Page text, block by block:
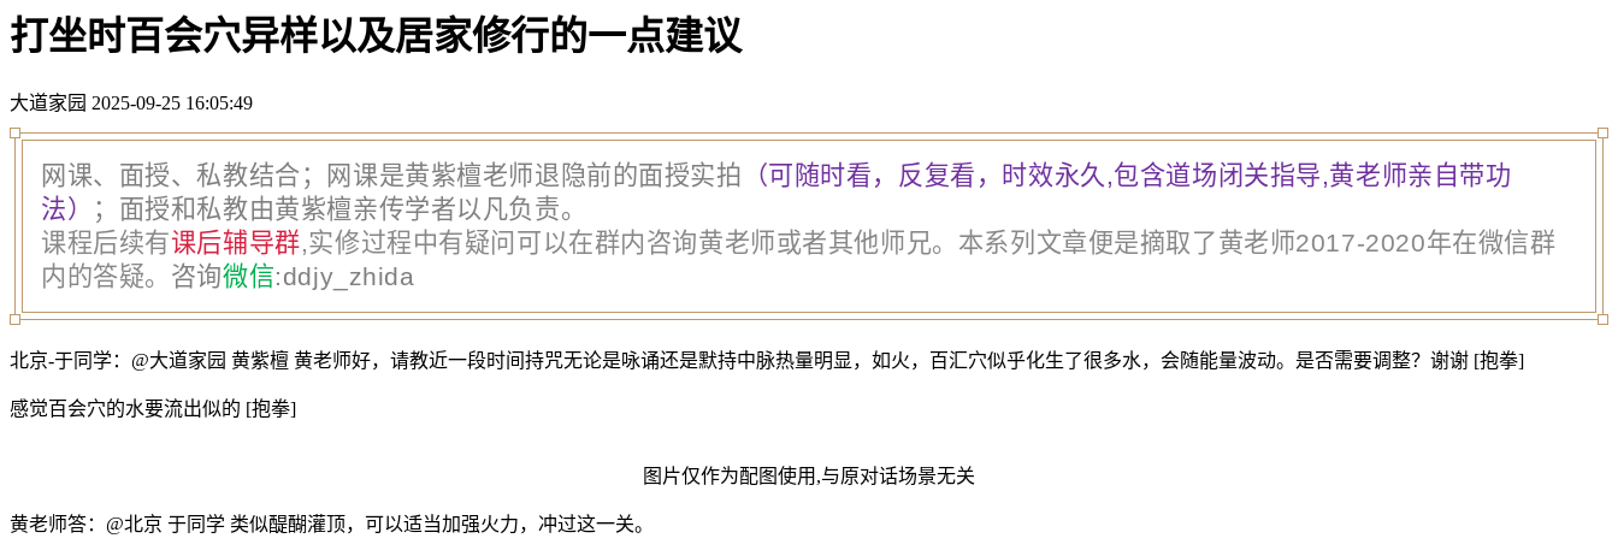
打坐时百会穴异样以及居家修行的一点建议
大道家园 2025-09-25 16:05:49
网课、面授、私教结合；网课是黄紫檀老师退隐前的面授实拍 （可随时看，反复看，时效永久,包含道场闭关指导,黄老师亲自带功
法）
；面授和私教由黄紫檀亲传学者以凡负责。
课程后续有课后辅导群,实修过程中有疑问可以在群内咨询黄老师或者其他师兄。本系列文章便是摘取了黄老师2017-2020年在微信群
内的答疑。 咨询微信:ddjy_zhida
北京-于同学：@大道家园 黄紫檀 黄老师好，请教近一段时间持咒无论是咏诵还是默持中脉热量明显，如火，百汇穴似乎化生了很多水，会随能量波动。是否需要调整？谢谢 [抱拳]
感觉百会穴的水要流出似的 [抱拳]
图片仅作为配图使用,与原对话场景无关
黄老师答：@北京 于同学 类似醍醐灌顶，可以适当加强火力，冲过这一关。